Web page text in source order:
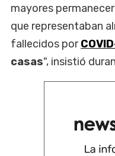
mayores
que representaban
fallecidos por
casas", insistió